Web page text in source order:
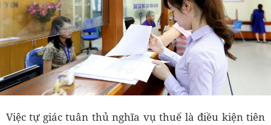
Việc tự giác tuân thủ nghĩa vụ thuế là điều kiện tiên